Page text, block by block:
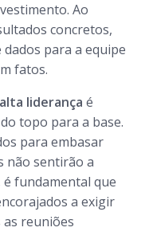
Ao
concretos,
para a equipe
fatos.
alta liderança é
topo para a base.
para embasar
não sentirão a
é fundamental que
a exigir
as reuniões